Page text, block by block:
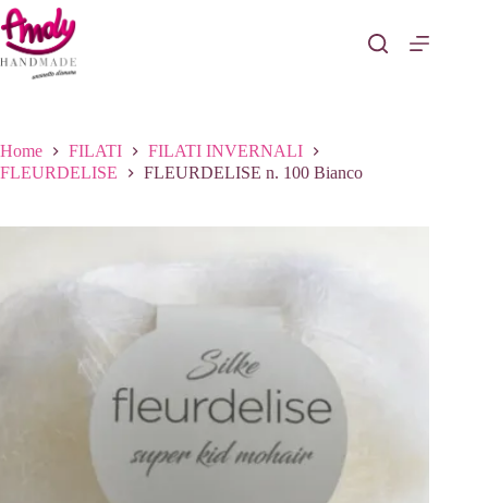
Salta
al
contenuto
Home FILATI
FILATI INVERNALI
FLEURDELISE
FLEURDELISE n. 100 Bianco